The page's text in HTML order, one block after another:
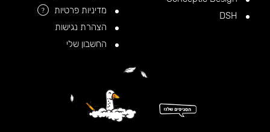
מדיניות פרטיות
?
הצהרת נגישות
החשבון שלי